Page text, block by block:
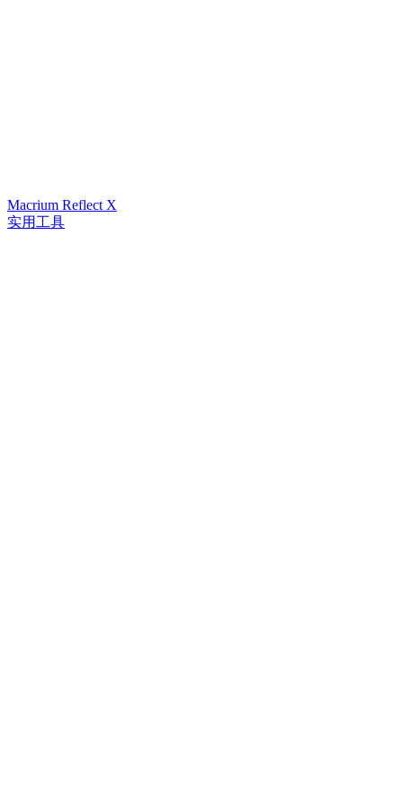
Macrium Reflect X
实用工具